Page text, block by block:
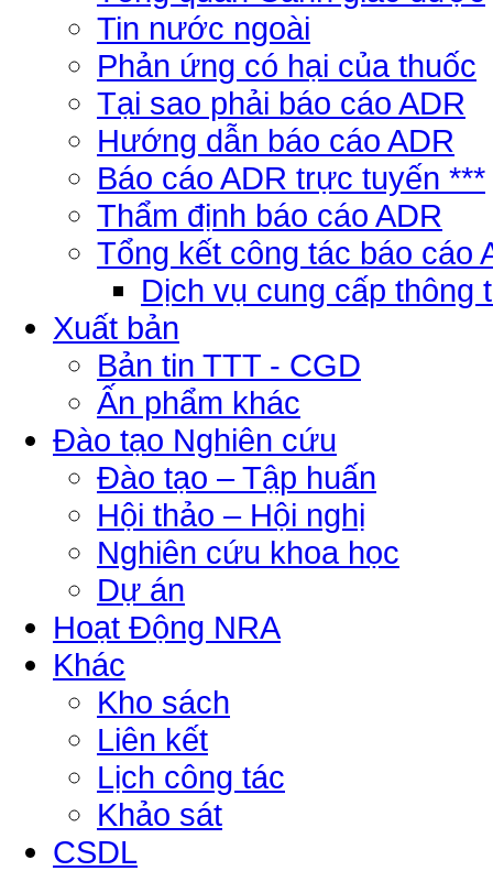
Tin nước ngoài
Phản ứng có hại của thuốc
Tại sao phải báo cáo ADR
Hướng dẫn báo cáo ADR
Báo cáo ADR trực tuyến ***
Thẩm định báo cáo ADR
Tổng kết công tác báo cáo
Dịch vụ cung cấp thông
Xuất bản
Bản tin TTT - CGD
Ấn phẩm khác
Đào tạo Nghiên cứu
Đào tạo – Tập huấn
Hội thảo – Hội nghị
Nghiên cứu khoa học
Dự án
Hoạt Động NRA
Khác
Kho sách
Liên kết
Lịch công tác
Khảo sát
CSDL